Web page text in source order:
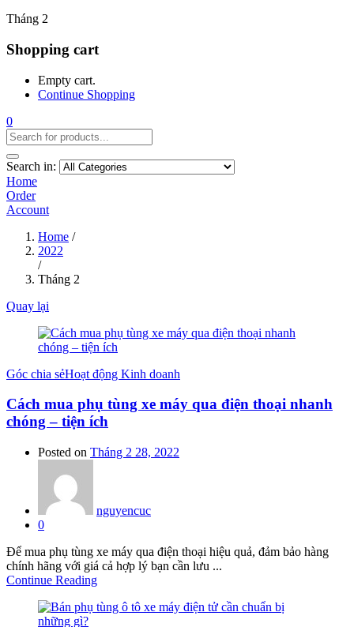
Tháng 2
Shopping cart
Empty cart.
Continue Shopping
0
Search in:
Home
Order
Account
Home /
2022
/
Tháng 2
Quay lại
Góc chia sẻHoạt động Kinh doanh
Cách mua phụ tùng xe máy qua điện thoại nhanh
chóng – tiện ích
Posted on Tháng 2 28, 2022
nguyencuc
0
Để mua phụ tùng xe máy qua điện thoại hiệu quả, đảm bảo hàng
chính hãng với giá cả hợp lý bạn cần lưu ...
Continue Reading